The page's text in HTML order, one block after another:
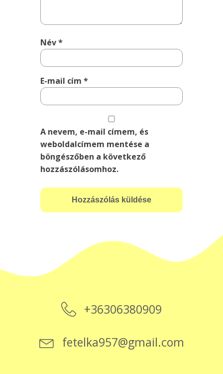
Név*
E-mail cím*
A nevem, e-mail címem, és
weboldalcímem mentése a
böngészőben a következő
hozzászólásomhoz.
+36306380909
fetelka957@gmail.com